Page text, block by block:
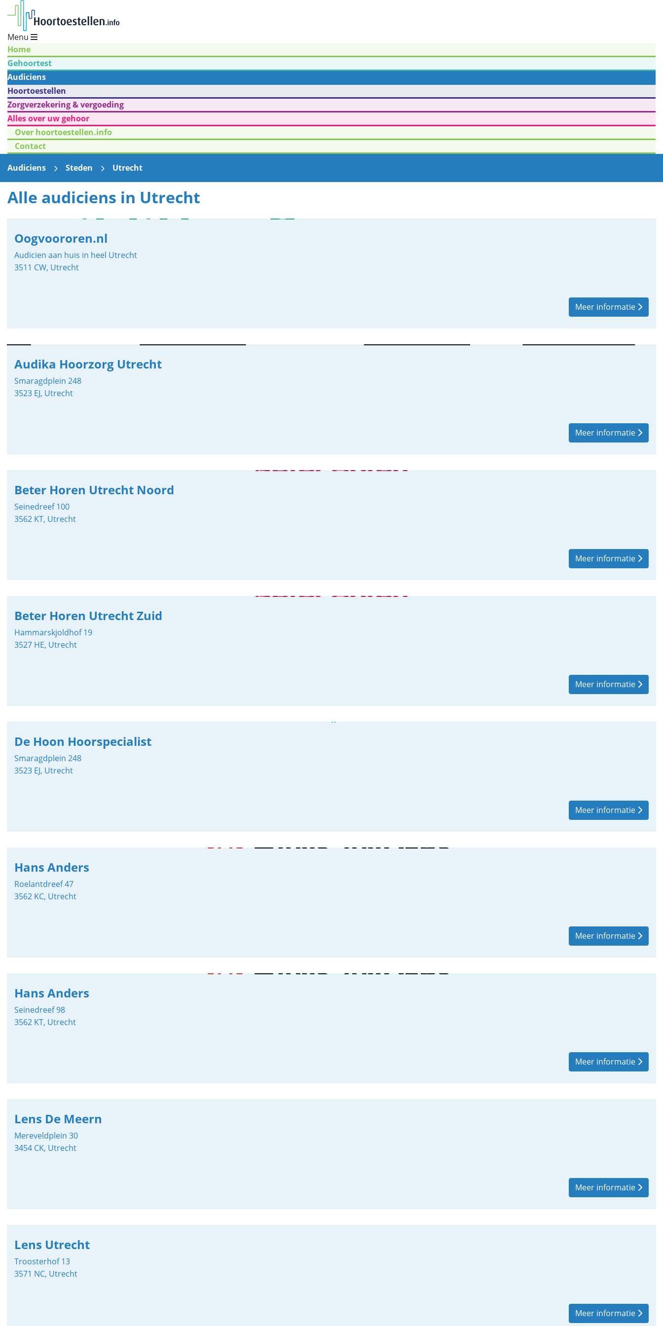
Menu
Home
Gehoortest
Audiciens
Hoortoestellen
Zorgverzekering & vergoeding
Alles over uw gehoor
Over hoortoestellen.info
Contact
Audiciens
Steden Utrecht
Alle audiciens in Utrecht
Oogvoororen.nl
Audicien aan huis in heel Utrecht
3511 CW, Utrecht
Meer informatie
Audika Hoorzorg Utrecht
Smaragdplein 248
3523 EJ, Utrecht
Meer informatie
Beter Horen Utrecht Noord
Seinedreef 100
3562 KT, Utrecht
Meer informatie
Beter Horen Utrecht Zuid
Hammarskjoldhof 19
3527 HE, Utrecht
Meer informatie
De Hoon Hoorspecialist
Smaragdplein 248
3523 EJ, Utrecht
Meer informatie
Hans Anders
Roelantdreef 47
3562 KC, Utrecht
Meer informatie
Hans Anders
Seinedreef 98
3562 KT, Utrecht
Meer informatie
Lens De Meern
Mereveldplein 30
3454 CK, Utrecht
Meer informatie
Lens Utrecht
Troosterhof 13
3571 NC, Utrecht
Meer informatie